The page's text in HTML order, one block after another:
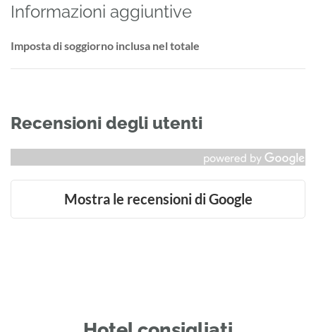
Informazioni aggiuntive
Imposta di soggiorno inclusa nel totale
Recensioni degli utenti
Mostra le recensioni di Google